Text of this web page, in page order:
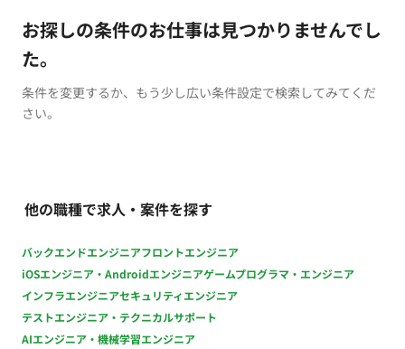
お探しの条件のお仕事は見つかりませんでし
た。
条件を変更するか、もう少し広い条件設定で検索してみてくだ
さい。
他の職種で求人・案件を探す
バックエンドエンジニアフロントエンジニア
iOSエンジニア・Androidエンジニアゲームプログラマ・エンジニア
インフラエンジニアセキュリティエンジニア
テストエンジニア・テクニカルサポート
AIエンジニア・機械学習エンジニア